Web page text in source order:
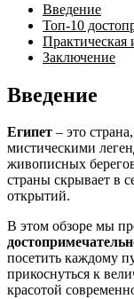
Введение
Топ-10
Практическая
Заключение
Введение
Египет – это
мистическими
живописных
страны скрывает в
открытий.
В этом обзоре мы
посетить каждому
прикоснуться к
красотой